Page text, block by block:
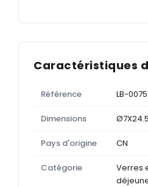
Caractéristiques
Référence LB-
Dimensions
Pays d'origine CN
Catégorie
Verres